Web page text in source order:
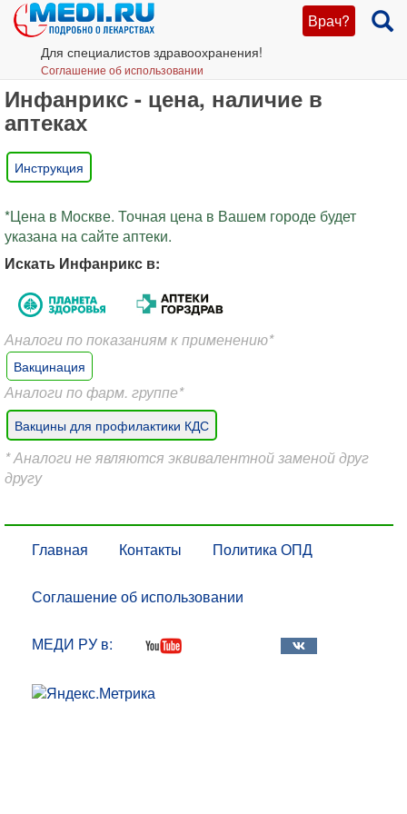
Врач?
Для специалистов здравоохранения!
Соглашение об использовании
Инфанрикс - цена, наличие в
аптеках
Инструкция
*Цена в Москве. Точная цена в Вашем городе будет
указана на сайте аптеки.
Искать Инфанрикс в:
Аналоги по показаниям к применению*
Вакцинация
Аналоги по фарм. группе*
Вакцины для профилактики КДС
* Аналоги не являются эквивалентной заменой друг
другу
Главная Контакты Политика ОПД
Соглашение об использовании
МЕДИ РУ в: